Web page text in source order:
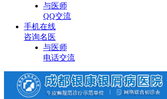
与医师
QQ交流
手机在线
咨询名医
与医师
电话交流